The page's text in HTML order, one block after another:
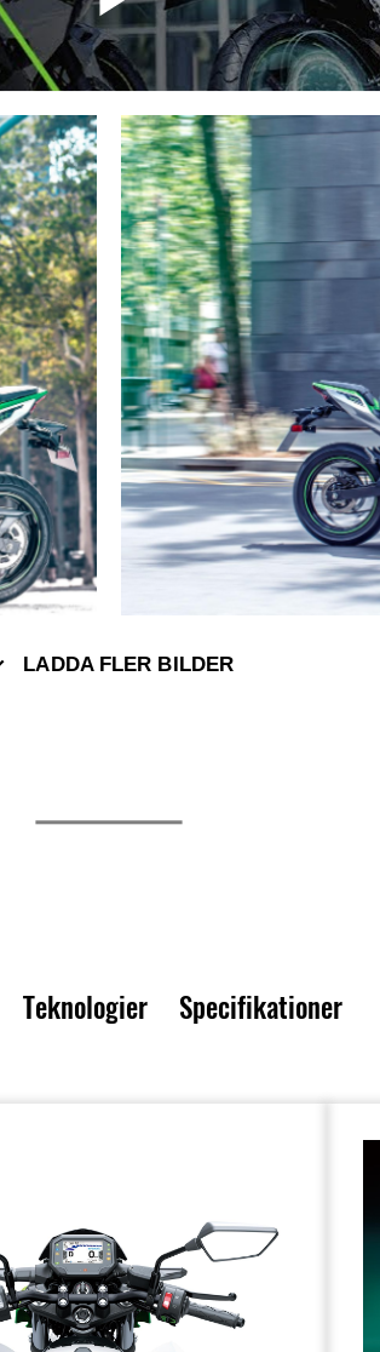
LADDA FLER BILDER
Teknologier Specifikationer